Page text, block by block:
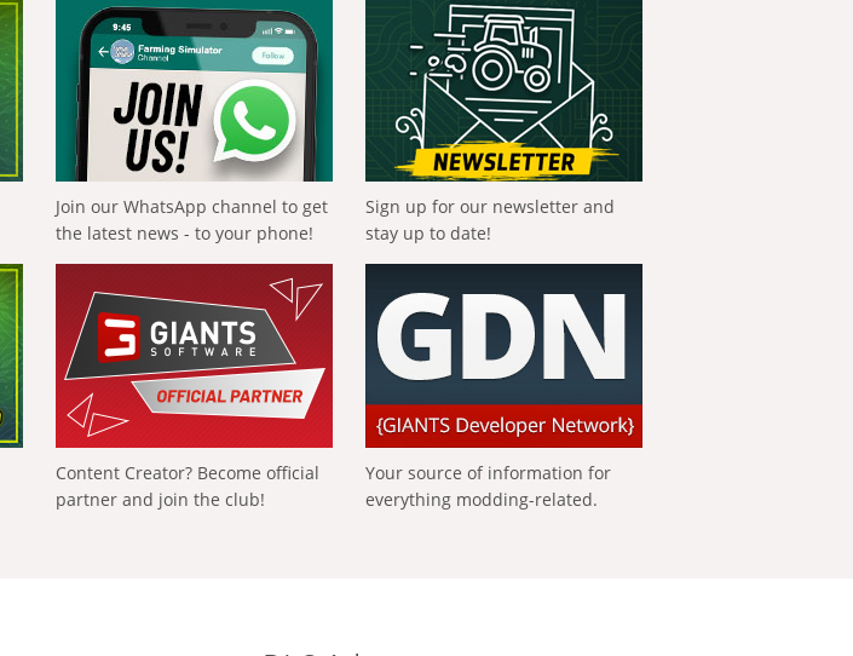
Join our WhatsApp channel to get
the latest news - to your phone!
Sign up for our newsletter and
stay up to date!
Content Creator? Become official
partner and join the club!
Your source of information for
everything modding-related.